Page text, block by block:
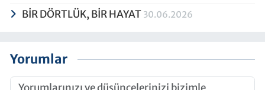
BİR DÖRTLÜK, BİR HAYAT 30.06.2026
Yorumlar